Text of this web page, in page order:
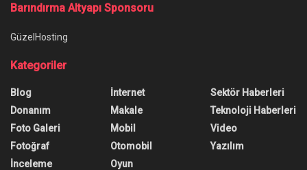
Barındırma Altyapı Sponsoru
GüzelHosting
Kategoriler
Blog
Donanım
Foto Galeri
Fotoğraf
İnceleme
İnternet
Makale
Mobil
Otomobil
Oyun
Sektör Haberleri
Teknoloji Haberleri
Video
Yazılım